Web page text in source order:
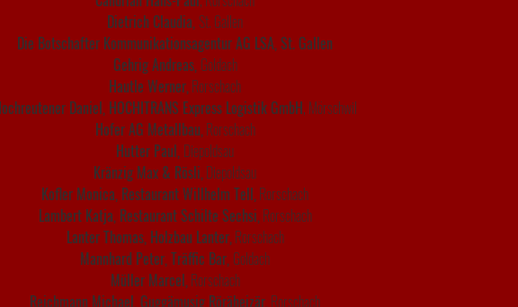
Dietrich Claudia,St. Gallen
Die Botschafter Kommunikationsagentur AG LSA, St. Gallen
Gehrig Andreas, Goldach
Hautle Werner,Rorschach
Daniel, HOCHITRANS Express Logistik GmbH, Mörschwil
Hofer AG Metallbau,Rorschach
Hutter Paul, Diepoldsau
Kränzig Max & Rösli,Diepoldsau
Kofler Monica, Restaurant Willhelm Tell,Rorschach
Lambert Katja, Restaurant Schilte Sechsi,Rorschach
Lanter Thomas, Holzbau Lanter,Rorschach
Mannhard Peter, Träffic Bar, Goldach
Müller Marcel,Rorschach
Reichmann Michael, Guggämusig Röräheizär,Rorschach